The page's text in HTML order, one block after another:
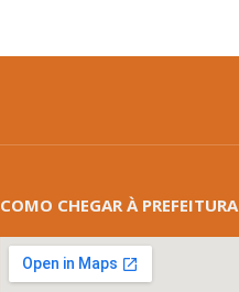
COMO CHEGAR À PREFEITURA